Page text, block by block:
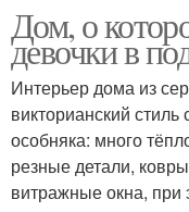
Дом, о
девочки в
Интерьер дома из
викторианский
особняка: много
резные детали,
витражные окна,